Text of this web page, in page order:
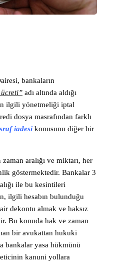
bankaların
ücreti” adı altında aldığı
ilgili yönetmeliği iptal
dosya masrafından farklı
iadesi konusunu diğer bir
aralığı ve miktarı, her
göstermektedir. Bankalar 3
ile bu kesintileri
ilgili hesabın bulunduğu
dekontu almak ve haksız
Bu konuda hak ve zaman
bir avukattan hukuki
bankalar yasa hükmünü
kanuni yollara